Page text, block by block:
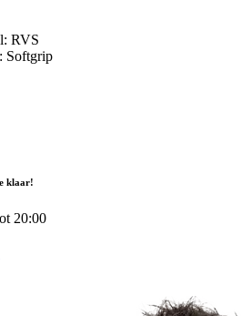
RVS
Softgrip
klaar!
20:00